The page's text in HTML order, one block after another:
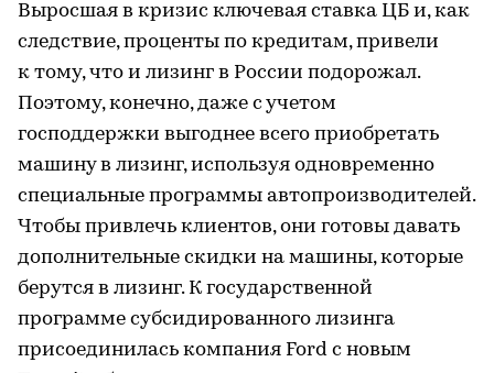
Выросшая в кризис ключевая ставка ЦБ и, как
следствие, проценты по кредитам, привели
к тому, что и лизинг в России подорожал.
Поэтому, конечно, даже с учетом
господдержки выгоднее всего приобретать
машину в лизинг, используя одновременно
специальные программы автопроизводителей.
Чтобы привлечь клиентов, они готовы давать
дополнительные скидки на машины, которые
берутся в лизинг. К государственной
программе субсидированного лизинга
присоединилась компания Ford c новым